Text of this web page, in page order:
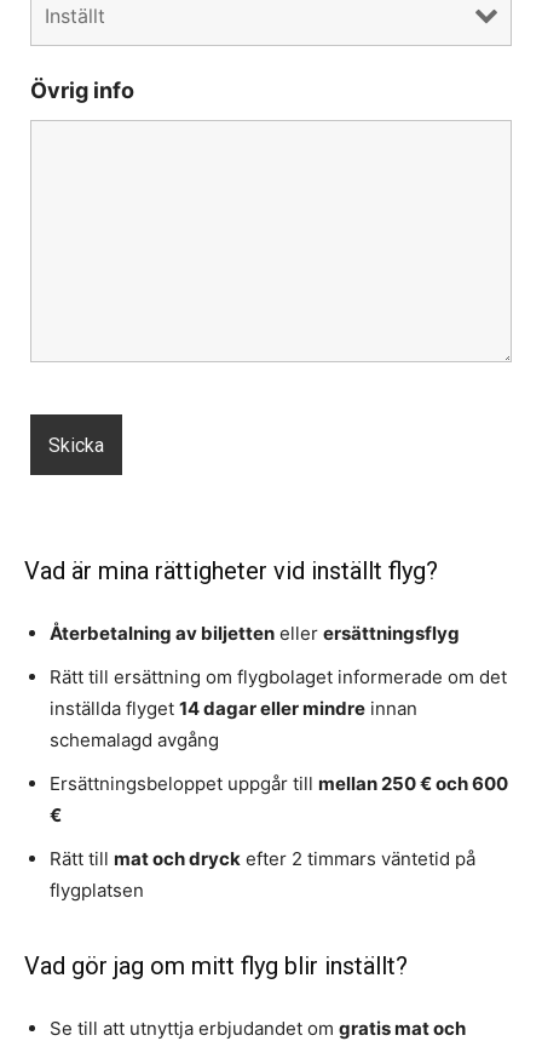
Övrig info
Vad är mina rättigheter vid inställt flyg?
Återbetalning av biljetten eller ersättningsflyg
Rätt till ersättning om flygbolaget informerade om det
inställda flyget 14 dagar eller mindre innan
schemalagd avgång
Ersättningsbeloppet uppgår till mellan 250 € och 600
€
Rätt till mat och dryck efter 2 timmars väntetid på
flygplatsen
Vad gör jag om mitt flyg blir inställt?
Se till att utnyttja erbjudandet om gratis mat och